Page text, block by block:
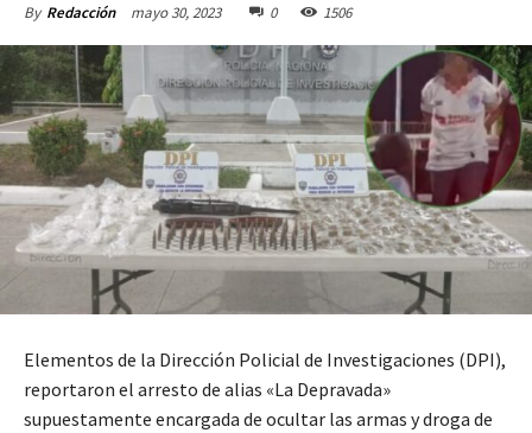
By Redacción mayo 30, 2023 0 1506
Elementos de la Dirección Policial de Investigaciones (DPI),
reportaron el arresto de alias «La Depravada»
supuestamente encargada de ocultar las armas y droga de